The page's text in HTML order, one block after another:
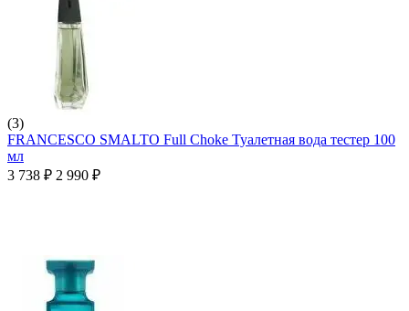
(3)
FRANCESCO SMALTO Full Choke Туалетная вода тестер 100
мл
3 738 ₽ 2 990 ₽